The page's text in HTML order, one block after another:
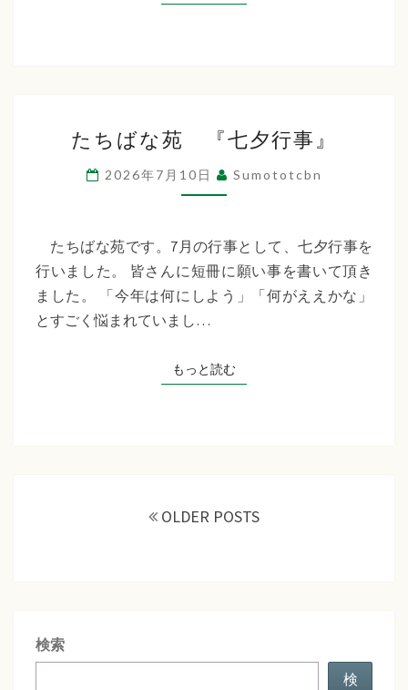
事
ち
ば
な
『七
夕
行
たちばな苑 『七夕行事』
2026年7月10日 Sumototcbn
たちばな苑です。7月の行事として、七夕行事を
行いました。 皆さんに短冊に願い事を書いて頂き
ました。 「今年は何にしよう」「何がええかな」
とすごく悩まれていまし…
もっと読むもっと読む
OLDER POSTS
検索
検